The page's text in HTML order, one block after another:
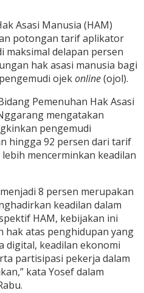
Asasi Manusia (HAM)
potongan tarif aplikator
delapan persen
hak asasi manusia bagi
ojekonline(ojol).
Pemenuhan Hak Asasi
mengatakan
pengemudi
hingga 92 persen dari tarif
mencerminkan keadilan
8 persen merupakan
keadilan dalam
HAM, kebijakan ini
hak atas penghidupan yang
digital, keadilan ekonomi
partisipasi pekerja dalam
kata Yosef dalam